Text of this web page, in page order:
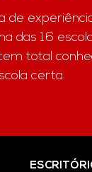
de
das 16
total
certa.